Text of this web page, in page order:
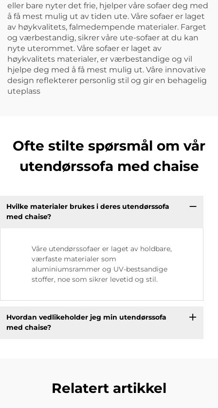
eller bare nyter det frie, hjelper våre sofaer deg med
å få mest mulig ut av tiden ute. Våre sofaer er laget
av høykvalitets, falmedempende materialer. Farget
og værbestandig, sikrer våre ute-sofaer at du kan
nyte uterommet. Våre sofaer er laget av
høykvalitets materialer, er værbestandige og vil
hjelpe deg med å få mest mulig ut. Våre innovative
design reflekterer personlig stil og gir en behagelig
uteplass
Ofte stilte spørsmål om vår
utendørssofa med chaise
Hvilke materialer brukes i deres utendørssofa
med chaise?
Våre utendørssofaer er laget av holdbare,
værfaste materialer som
aluminiumsrammer og UV-bestsandige
stoffer, noe som sikrer levetid og stil.
Hvordan vedlikeholder jeg min utendørssofa
med chaise?
Relatert artikkel